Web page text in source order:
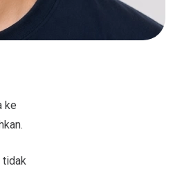
ke
tidak